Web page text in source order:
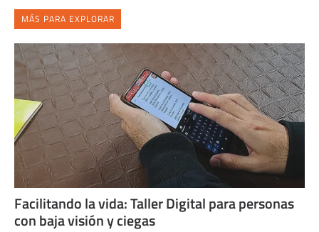
MÁS PARA EXPLORAR
Facilitando la vida: Taller Digital para personas
con baja visión y ciegas